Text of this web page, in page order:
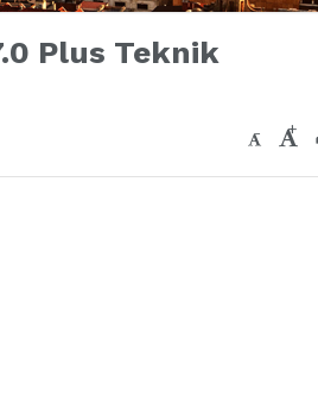
Plus Teknik
- +